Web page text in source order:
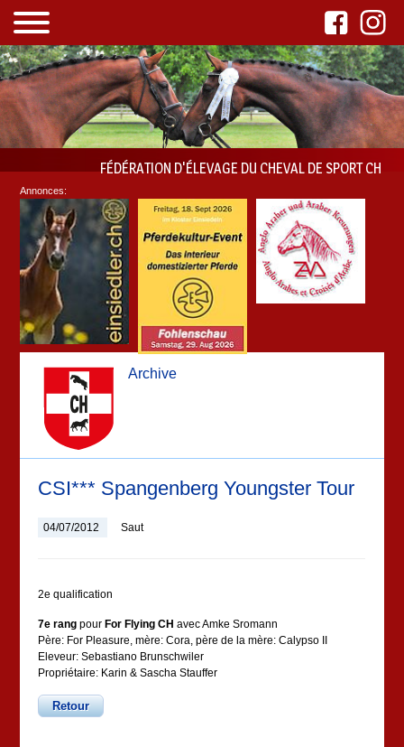
FÉDÉRATION D'ÉLEVAGE DU CHEVAL DE SPORT CH
Archive
CSI*** Spangenberg Youngster Tour
04/07/2012 Saut
2e qualification
7e rang pour For Flying CH avec Amke Sromann
Père: For Pleasure, mère: Cora, père de la mère: Calypso II
Eleveur: Sebastiano Brunschwiler
Propriétaire: Karin & Sascha Stauffer
Retour
Annonces: